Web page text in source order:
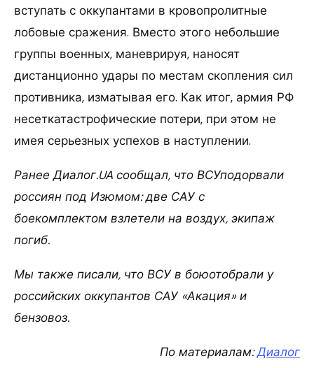
вступать с оккупантами в кровопролитные
лобовые сражения. Вместо этого небольшие
группы военных, маневрируя, наносят
дистанционно удары по местам скопления сил
противника, изматывая его. Как итог, армия РФ
несеткатастрофические потери, при этом не
имея серьезных успехов в наступлении.
Ранее Диалог.UA сообщал, что ВСУподорвали
россиян под Изюмом: две САУ с
боекомплектом взлетели на воздух, экипаж
погиб.
Мы также писали, что ВСУ в боюотобрали у
российских оккупантов САУ «Акация» и
бензовоз.
По материалам:Диалог